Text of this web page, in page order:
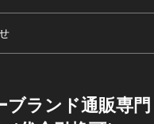
ブランド通販専門